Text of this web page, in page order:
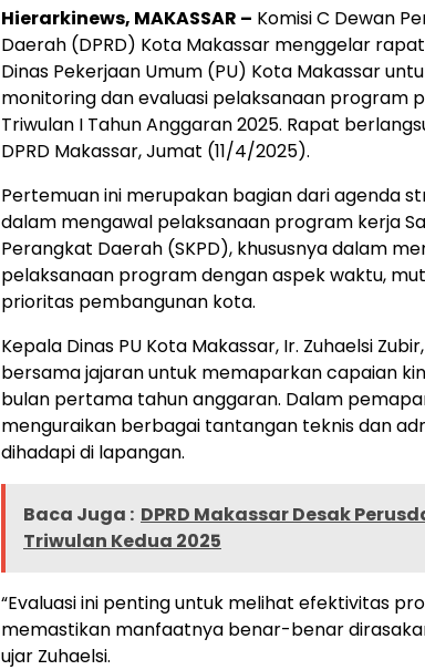
Hierarkinews, MAKASSAR – Komisi C Dewan
Daerah (DPRD) Kota Makassar menggelar
Dinas Pekerjaan Umum (PU) Kota Makassar
monitoring dan evaluasi pelaksanaan program
Triwulan I Tahun Anggaran 2025. Rapat
DPRD Makassar, Jumat (11/4/2025).
Pertemuan ini merupakan bagian dari agenda
dalam mengawal pelaksanaan program kerja
Perangkat Daerah (SKPD), khususnya dalam
pelaksanaan program dengan aspek waktu,
prioritas pembangunan kota.
Kepala Dinas PU Kota Makassar, Ir. Zuhaelsi
bersama jajaran untuk memaparkan capaian
bulan pertama tahun anggaran. Dalam
menguraikan berbagai tantangan teknis dan
dihadapi di lapangan.
Baca Juga : DPRD Makassar Desak
Triwulan Kedua 2025
“Evaluasi ini penting untuk melihat efektivitas
memastikan manfaatnya benar-benar
ujar Zuhaelsi.